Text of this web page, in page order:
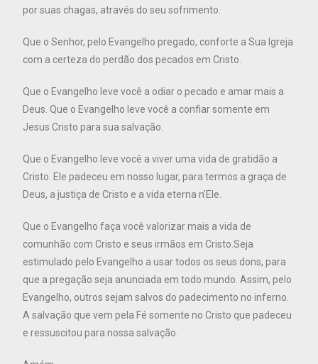
por suas chagas, através do seu sofrimento.
Que o Senhor, pelo Evangelho pregado, conforte a Sua Igreja
com a certeza do perdão dos pecados em Cristo.
Que o Evangelho leve você a odiar o pecado e amar mais a
Deus. Que o Evangelho leve você a confiar somente em
Jesus Cristo para sua salvação.
Que o Evangelho leve você a viver uma vida de gratidão a
Cristo. Ele padeceu em nosso lugar, para termos a graça de
Deus, a justiça de Cristo e a vida eterna n’Ele.
Que o Evangelho faça você valorizar mais a vida de
comunhão com Cristo e seus irmãos em Cristo.Seja
estimulado pelo Evangelho a usar todos os seus dons, para
que a pregação seja anunciada em todo mundo. Assim, pelo
Evangelho, outros sejam salvos do padecimento no inferno.
A salvação que vem pela Fé somente no Cristo que padeceu
e ressuscitou para nossa salvação.